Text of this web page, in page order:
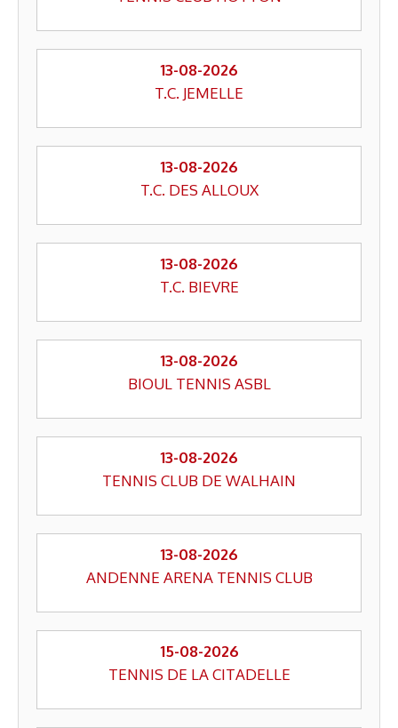
13-08-2026
T.C. JEMELLE
13-08-2026
T.C. DES ALLOUX
13-08-2026
T.C. BIEVRE
13-08-2026
BIOUL TENNIS ASBL
13-08-2026
TENNIS CLUB DE WALHAIN
13-08-2026
ANDENNE ARENA TENNIS CLUB
15-08-2026
TENNIS DE LA CITADELLE